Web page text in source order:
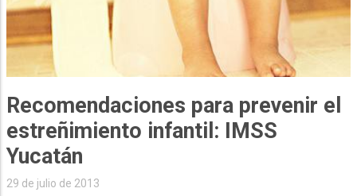
Recomendaciones para prevenir el
estreñimiento infantil: IMSS
Yucatán
29 de julio de 2013